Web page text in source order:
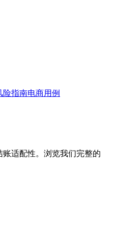
险指南电商用例
适配性。浏览我们完整的